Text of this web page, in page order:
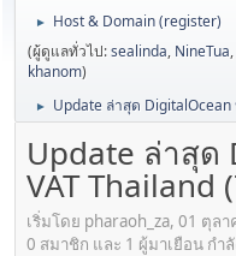
►
Host & Domain (register)
(ผู้ดูแลทั่วไป:sealinda, NineTua,
khanom)
► Update ล่าสุด DigitalOcean
Update ล่าสุด
VAT Thailand
เริ่มโดย pharaoh_za, 01 ตุล
0 สมาชิก และ 1 ผู้มาเยือน กำ